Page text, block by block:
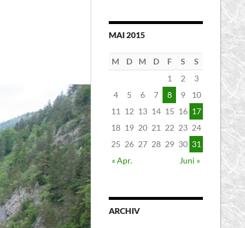
MAI 2015
M D M D F S
S
1
2
3
4
5 6 7 8 9
10
11 12 13 14 15 16 17
18 19 20 21 22 23 24
25 26 27 28 29 30 31
« Apr.
Juni »
ARCHIV